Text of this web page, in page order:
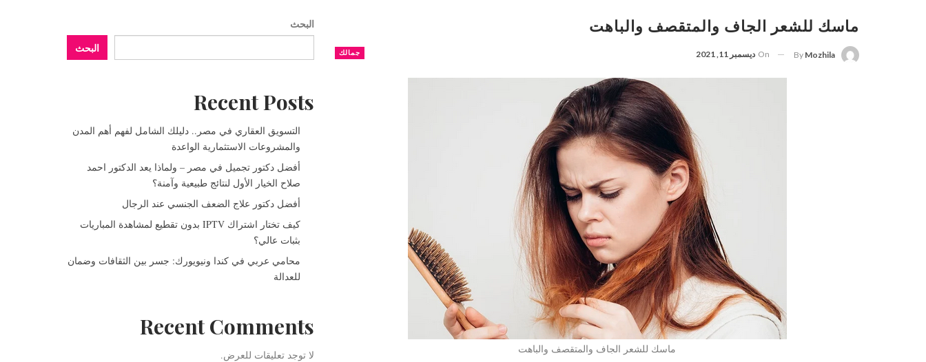
ماسك للشعر الجاف والمتقصف والباهت
جمالك By Mozhila
On ديسمبر 11, 2021
ماسك للشعر الجاف والمتقصف والباهت
البحث
البحث
Recent Posts
التسويق العقاري في مصر.. دليلك الشامل لفهم أهم المدن
والمشروعات الاستثمارية الواعدة
أفضل دكتور تجميل في مصر – ولماذا يعد الدكتور احمد
صلاح الخيار الأول لنتائج طبيعية وآمنة؟
أفضل دكتور علاج الضعف الجنسي عند الرجال
كيف تختار اشتراك IPTV بدون تقطيع لمشاهدة المباريات
بثبات عالي؟
محامي عربي في كندا ونيويورك: جسر بين الثقافات وضمان
للعدالة
Recent Comments
لا توجد تعليقات للعرض.